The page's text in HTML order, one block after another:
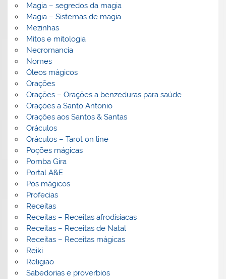
Magia – segredos da magia
Magia – Sistemas de magia
Mezinhas
Mitos e mitologia
Necromancia
Nomes
Óleos mágicos
Orações
Orações – Orações a benzeduras para saúde
Orações a Santo Antonio
Orações aos Santos & Santas
Oráculos
Oráculos – Tarot on line
Poções mágicas
Pomba Gira
Portal A&E
Pós mágicos
Profecias
Receitas
Receitas – Receitas afrodisiacas
Receitas – Receitas de Natal
Receitas – Receitas mágicas
Reiki
Religião
Sabedorias e proverbios